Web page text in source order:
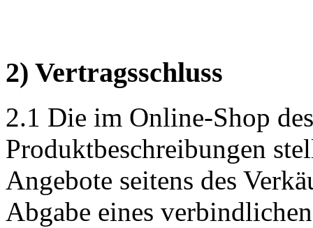
2) Vertragsschluss
2.1 Die im Online-Shop
Produktbeschreibungen
Angebote seitens des
Abgabe eines